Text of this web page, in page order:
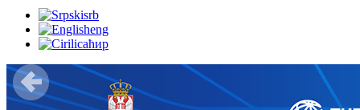
srb
eng
ћир